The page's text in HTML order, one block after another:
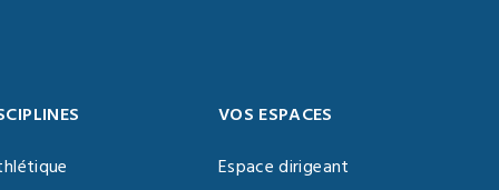
VOS ESPACES
Espace dirigeant